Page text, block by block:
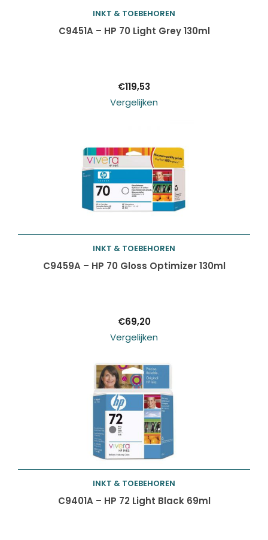
Toevoegen aan
INKT & TOEBEHOREN
C9451A – HP 70 Light Grey 130ml
€119,53
Vergelijken
Toevoegen aan
INKT & TOEBEHOREN
C9459A – HP 70 Gloss Optimizer 130ml
€69,20
Vergelijken
Toevoegen aan
INKT & TOEBEHOREN
C9401A – HP 72 Light Black 69ml